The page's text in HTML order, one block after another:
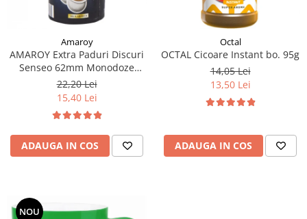
Amaroy
AMAROY Extra Paduri Discuri
Senseo 62mm Monodoze
20buc 140g
22,20 Lei
15,40 Lei
ADAUGA IN COS
Octal
OCTAL Cicoare Instant bo. 95g
14,05 Lei
13,50 Lei
ADAUGA IN COS
NOU